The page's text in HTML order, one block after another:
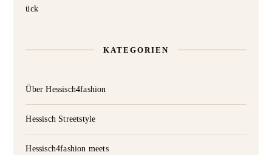
KATEGORIEN
Über Hessisch4fashion
Hessisch Streetstyle
Hessisch4fashion meets